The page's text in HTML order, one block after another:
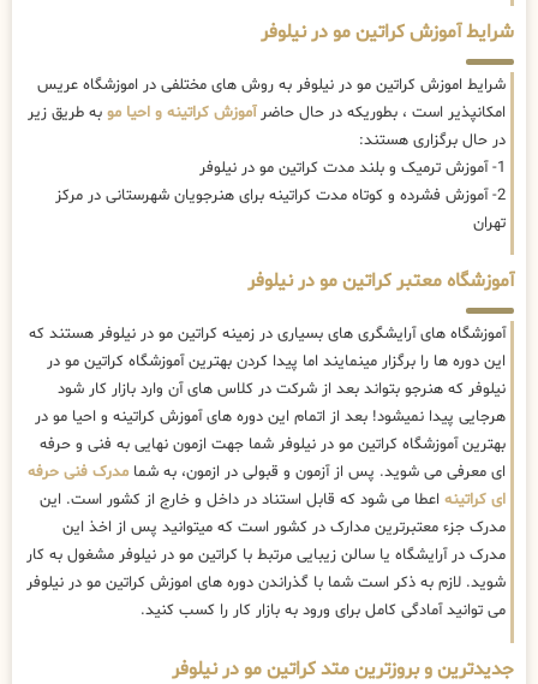
شرایط آموزش کراتین مو در نیلوفر
شرایط اموزش کراتین مو در نیلوفر به روش های مختلفی در اموزشگاه عریس
امکانپذیر است ، بطوریکه در حال حاضرآموزش کراتینه و احیا مو به طریق زیر
در حال برگزاری هستند:
1- آموزش ترمیک و بلند مدت کراتین مو در نیلوفر
2- آموزش فشرده و کوتاه مدت کراتینه برای هنرجویان شهرستانی در مرکز
تهران
آموزشگاه معتبر کراتین مو در نیلوفر
آموزشگاه های آرایشگری های بسیاری در زمینه کراتین مو در نیلوفر هستند که
این دوره ها را برگزار مینمایند اما پیدا کردن بهترین آموزشگاه کراتین مو در
نیلوفر که هنرجو بتواند بعد از شرکت در کلاس های آن وارد بازار کار شود
هرجایی پیدا نمیشود! بعد از اتمام این دوره های آموزش کراتینه و احیا مو در
بهترین آموزشگاه کراتین مو در نیلوفر شما جهت ازمون نهایی به فنی و حرفه
ای معرفی می شوید. پس از آزمون و قبولی در ازمون، به شما مدرک فنی حرفه
ای کراتینه اعطا می شود که قابل استناد در داخل و خارج از کشور است. این
مدرک جزء معتبرترین مدارک در کشور است که میتوانید پس از اخذ این
مدرک در آرایشگاه یا سالن زیبایی مرتبط با کراتین مو در نیلوفر مشغول به کار
شوید. لازم به ذکر است شما با گذراندن دوره های اموزش کراتین مو در نیلوفر
می توانید آمادگی کامل برای ورود به بازار کار را کسب کنید.
جدیدترین و بروزترین متد کراتین مو در نیلوفر